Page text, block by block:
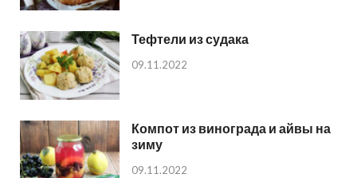
Тефтели из судака
09.11.2022
Компот из винограда и айвы на
зиму
09.11.2022